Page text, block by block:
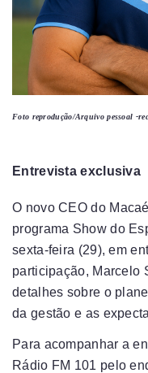
Foto reprodução/Arquivo pessoal -
Entrevista exclusiva
O novo CEO do
programa Show do
sexta-feira (29), em
participação, Marcelo
detalhes sobre o
da gestão e as
Para acompanhar a
Rádio FM 101 pelo